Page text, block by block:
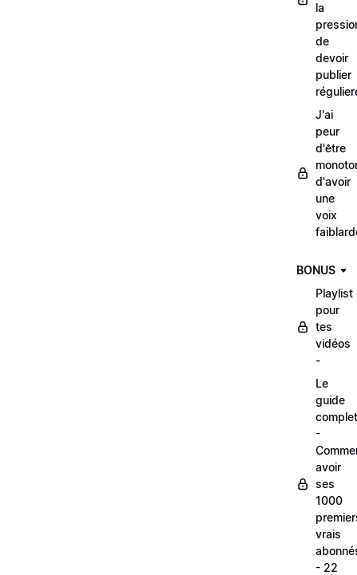
la
de
devoir
publier
J'ai
peur
d'être
d'avoir
une
voix
BONUS
Playlist
pour
tes
vidéos
-
Le
guide
complet
-
avoir
ses
1000
vrais
- 22